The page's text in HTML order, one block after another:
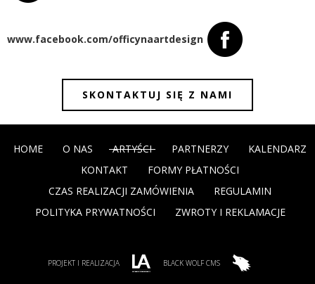
www.facebook.com/officynaartdesign
SKONTAKTUJ SIĘ Z NAMI
HOME O NAS ARTYŚCI PARTNERZY
KALENDARZ
KONTAKT
FORMY PŁATNOŚCI
CZAS REALIZACJI ZAMÓWIENIA
REGULAMIN
POLITYKA PRYWATNOŚCI
ZWROTY I REKLAMACJE
PROJEKT I REALIZACJA BLACK WOLF CMS